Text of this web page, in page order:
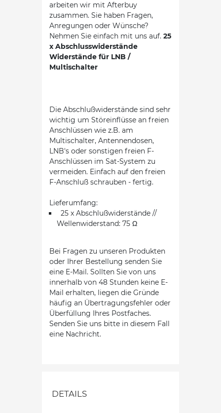
arbeiten wir mit Afterbuy
zusammen. Sie haben Fragen,
Anregungen oder Wünsche?
Nehmen Sie einfach mit uns auf. 25
x Abschlusswiderstände
Widerstände für LNB /
Multischalter
Die Abschlußwiderstände sind sehr
wichtig um Störeinflüsse an freien
Anschlüssen wie z.B. am
Multischalter, Antennendosen,
LNB's oder sonstigen freien F-
Anschlüssen im Sat-System zu
vermeiden. Einfach auf den freien
F-Anschluß schrauben - fertig.
Lieferumfang:
25 x Abschlußwiderstände //
Wellenwiderstand: 75 Ω
Bei Fragen zu unseren Produkten
oder Ihrer Bestellung senden Sie
eine E-Mail. Sollten Sie von uns
innerhalb von 48 Stunden keine E-
Mail erhalten, liegen die Gründe
häufig an Übertragungsfehler oder
Überfüllung Ihres Postfaches.
Senden Sie uns bitte in diesem Fall
eine Nachricht.
DETAILS